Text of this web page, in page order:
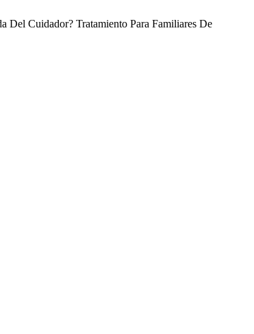
Cuidador? Tratamiento Para Familiares De